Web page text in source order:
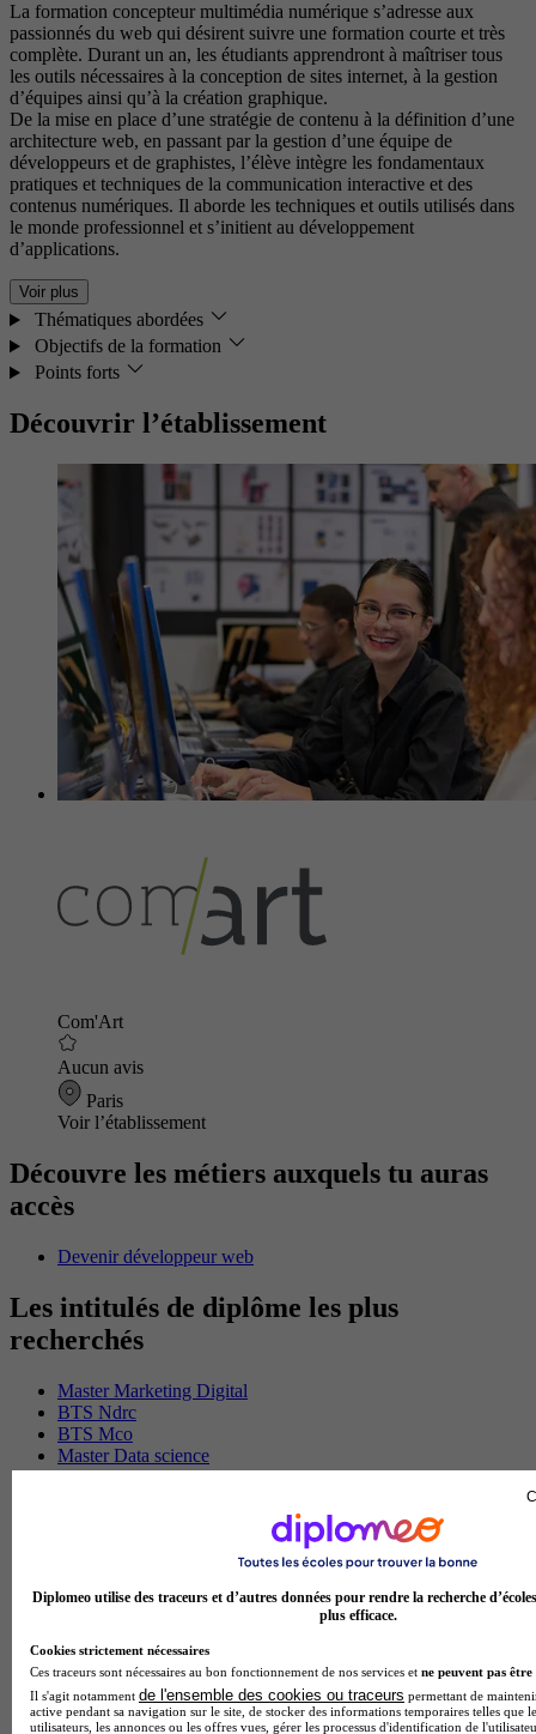
La formation concepteur multimédia numérique s’adresse aux
passionnés du web qui désirent suivre une formation courte et très
complète. Durant un an, les étudiants apprendront à maîtriser tous
les outils nécessaires à la conception de sites internet, à la gestion
d’équipes ainsi qu’à la création graphique.
De la mise en place d’une stratégie de contenu à la définition d’une
architecture web, en passant par la gestion d’une équipe de
développeurs et de graphistes, l’élève intègre les fondamentaux
pratiques et techniques de la communication interactive et des
contenus numériques. Il aborde les techniques et outils utilisés dans
le monde professionnel et s’initient au développement
d’applications.
Voir plus
Thématiques abordées
Objectifs de la formation
Points forts
Découvrir l’établissement
Com'Art
Aucun avis
Paris
Voir l’établissement
Découvre les métiers auxquels tu auras
accès
Devenir développeur web
Les intitulés de diplôme les plus
recherchés
Master Marketing Digital
BTS Ndrc
BTS Mco
Master Data science
Master Meef
Licence Science de l education
Master International Business
BTS Sp3s
BAC Pro Assp
BTS Gpme
Diplomeo utilise des traceurs et d’autres données pour rendre la recherche
plus efficace.
Cookies strictement nécessaires
Ces traceurs sont nécessaires au bon fonctionnement de nos services et ne peuvent pas être
Il s'agit notamment de l'ensemble des cookies ou traceurs permettant de
active pendant sa navigation sur le site, de stocker des informations temporaires telles que
utilisateurs, les annonces ou les offres vues, gérer les processus d'identification de